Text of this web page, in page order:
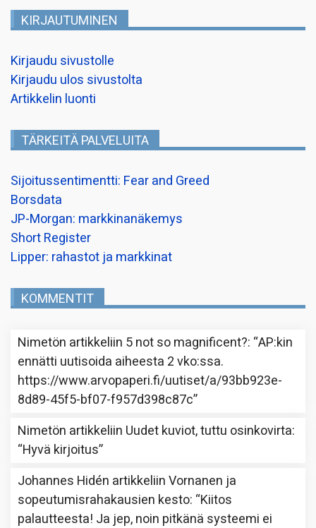
KIRJAUTUMINEN
Kirjaudu sivustolle
Kirjaudu ulos sivustolta
Artikkelin luonti
TÄRKEITÄ PALVELUITA
Sijoitussentimentti: Fear and Greed
Borsdata
JP-Morgan: markkinanäkemys
Short Register
Lipper: rahastot ja markkinat
KOMMENTIT
Nimetön artikkeliin 5 not so magnificent?: “AP:kin
ennätti uutisoida aiheesta 2 vko:ssa.
https://www.arvopaperi.fi/uutiset/a/93bb923e-
8d89-45f5-bf07-f957d398c87c”
Nimetön artikkeliin Uudet kuviot, tuttu osinkovirta:
“Hyvä kirjoitus”
Johannes Hidén artikkeliinVornanen ja
sopeutumisrahakausien kesto: “Kiitos
palautteesta! Ja jep, noin pitkänä systeemi ei